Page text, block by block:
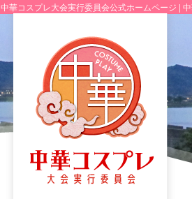
中華コスプレ大会実行委員会公式ホームページ |